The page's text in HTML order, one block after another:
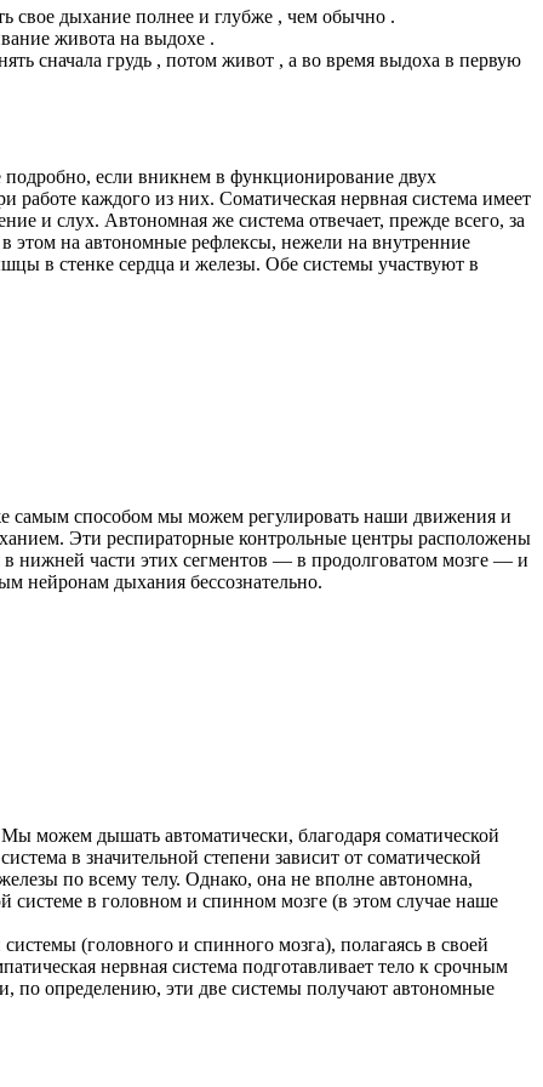
свое дыхание полнее и глубже , чем обычно .
живота на выдохе .
сначала грудь , потом живот , а во время выдоха в первую
если вникнем в функционирование двух
каждого из них. Соматическая нервная система имеет
и слух. Автономная же система отвечает, прежде всего, за
этом на автономные рефлексы, нежели на внутренние
в стенке сердца и железы. Обе системы участвуют в
самым способом мы можем регулировать наши движения и
Эти респираторные контрольные центры расположены
нижней части этих сегментов — в продолговатом мозге — и
нейронам дыхания бессознательно.
можем дышать автоматически, благодаря соматической
в значительной степени зависит от соматической
по всему телу. Однако, она не вполне автономна,
системе в головном и спинном мозге (в этом случае наше
(головного и спинного мозга), полагаясь в своей
нервная система подготавливает тело к срочным
по определению, эти две системы получают автономные